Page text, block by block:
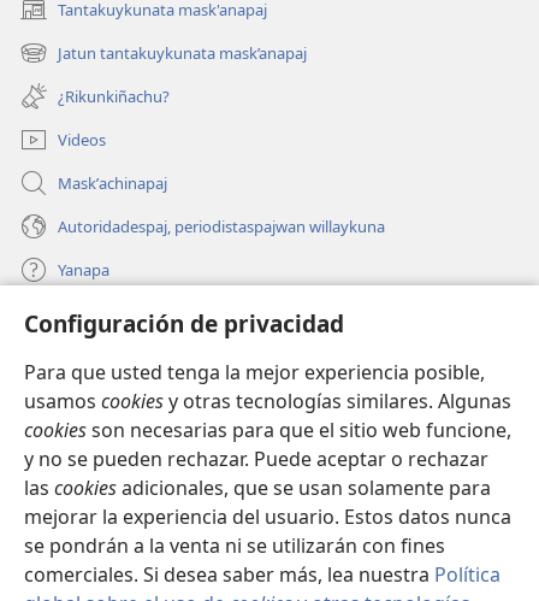
Configuración de privacidad
Para que usted tenga la mejor experiencia posible,
usamos cookiesy otras tecnologías similares. Algunas
cookiesson necesarias para que el sitio web funcione,
y no se pueden rechazar. Puede aceptar o rechazar
las cookiesadicionales, que se usan solamente para
mejorar la experiencia del usuario. Estos datos nunca
se pondrán a la venta ni se utilizarán con fines
comerciales. Si desea saber más, lea nuestra Política
Tantakuykunata mask'anapaj
(opens
new
window)
Jatun tantakuykunata mask’anapaj
(opens
new
window)
¿Rikunkiñachu?
Videos
Maskʼachinapaj
Autoridadespaj, periodistaspajwan willaykuna
Yanapa
Donaciones
new
window)INTERNETPI BIBLIOTECA Watchtower™
(opens
new
window)JW Hub
(opens
new
window)JW Library ®